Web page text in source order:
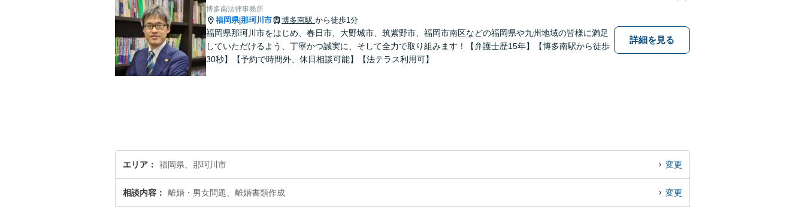
博多南法律事務所
福岡県|那珂川市 博多南駅 から徒歩1分
福岡県那珂川市をはじめ、春日市、大野城市、筑紫野市、福岡市南区などの福岡県や九州地域の皆様に満足
していただけるよう、丁寧かつ誠実に、そして全力で取り組みます！【弁護士歴15年】【博多南駅から徒歩
30秒】【予約で時間外、休日相談可能】【法テラス利用可】
詳細を見る
エリア 福岡県、那珂川市 変更
相談内容 離婚・男女問題、離婚書類作成 変更